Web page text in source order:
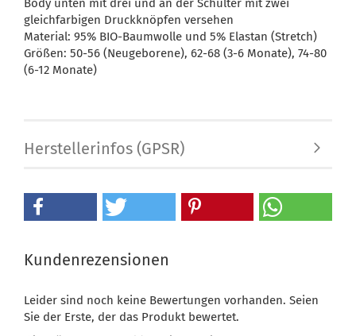
Body unten mit drei und an der Schulter mit zwei
gleichfarbigen Druckknöpfen versehen
Material: 95% BIO-Baumwolle und 5% Elastan (Stretch)
Größen: 50-56 (Neugeborene), 62-68 (3-6 Monate), 74-80
(6-12 Monate)
Herstellerinfos (GPSR)
Kundenrezensionen
Leider sind noch keine Bewertungen vorhanden. Seien
Sie der Erste, der das Produkt bewertet.